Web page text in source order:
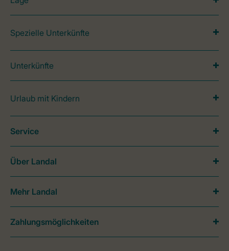
Spezielle Unterkünfte
Unterkünfte
Urlaub mit Kindern
Service
Über Landal
Mehr Landal
Zahlungsmöglichkeiten